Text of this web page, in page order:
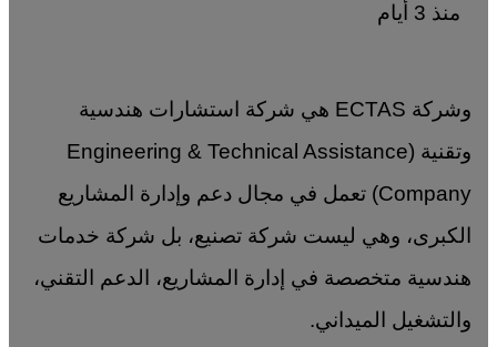
منذ 3 أيام
وشركة ECTAS هي شركة استشارات هندسية
وتقنية (Engineering & Technical Assistance
Company) تعمل في مجال دعم وإدارة المشاريع
الكبرى، وهي ليست شركة تصنيع، بل شركة خدمات
هندسية متخصصة في إدارة المشاريع، الدعم التقني،
والتشغيل الميداني.